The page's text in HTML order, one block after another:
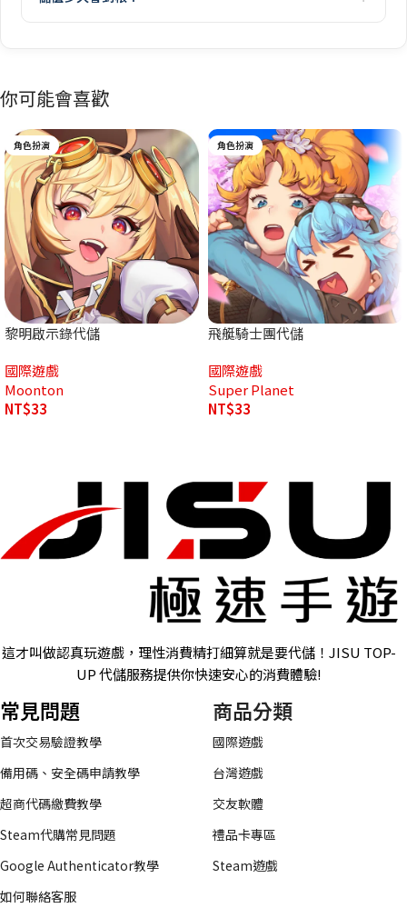
你可能會喜歡
角色扮演
黎明啟示錄代儲
國際遊戲
Moonton
NT$33
角色扮演
飛艇騎士團代儲
國際遊戲
Super Planet
NT$33
這才叫做認真玩遊戲，理性消費精打細算就是要代儲！JISU TOP-
UP 代儲服務提供你快速安心的消費體驗!
常見問題
首次交易驗證教學
備用碼、安全碼申請教學
超商代碼繳費教學
Steam代購常見問題
Google Authenticator教學
如何聯絡客服
商品分類
國際遊戲
台灣遊戲
交友軟體
禮品卡專區
Steam遊戲